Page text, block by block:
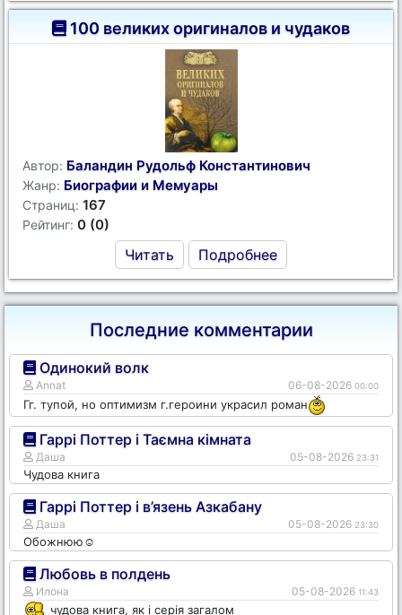
100 великих оригиналов и чудаков
Автор: Баландин Рудольф Константинович
Жанр: Биографии и Мемуары
Страниц: 167
Рейтинг: 0 (0)
Читать Подробнее
Последние комментарии
Одинокий волк
Annat 06-08-2026 00:00
Гг. тупой, но оптимизм г.героини украсил роман
Гаррі Поттер і Таємна кімната
Даша 05-08-2026 23:31
Чудова книга
Гаррі Поттер і в’язень Азкабану
Даша 05-08-2026 23:30
Обожнюю☺️
Любовь в полдень
Илона 05-08-2026 11:43
чудова книга, як і серія загалом